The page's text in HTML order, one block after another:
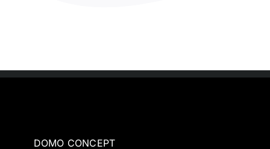
DOMO CONCEPT